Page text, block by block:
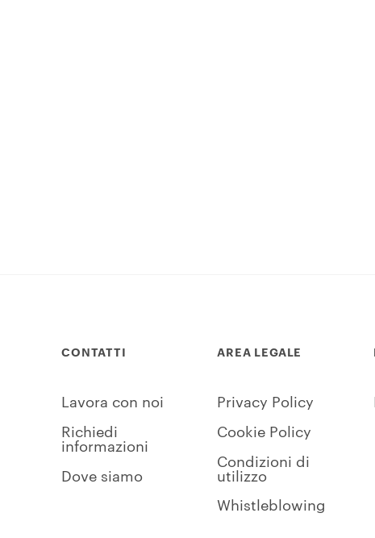
CONTATTI
Lavora con noi
Richiedi
informazioni
Dove siamo
AREA LEGALE
Privacy Policy
Cookie Policy
Condizioni di
utilizzo
Whistleblowing